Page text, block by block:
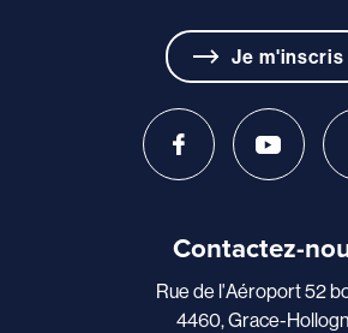
Je m'inscris
Contactez-
Rue de l'Aéroport 52
4460, Grace-